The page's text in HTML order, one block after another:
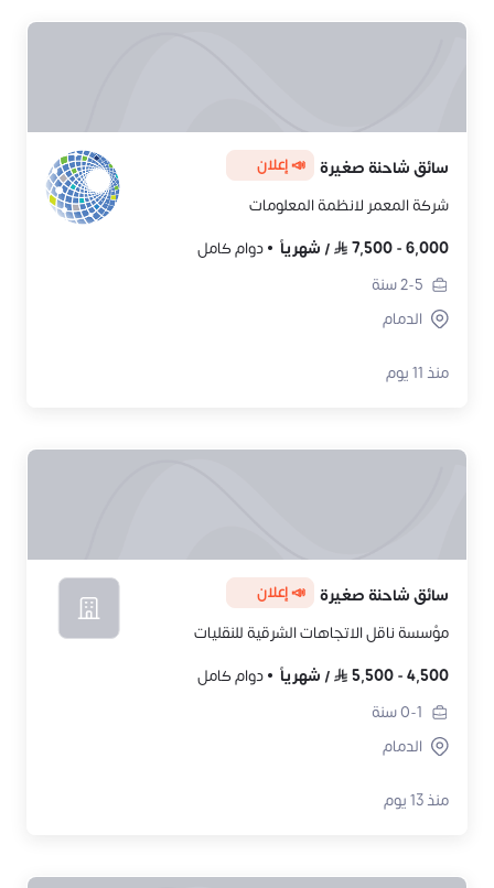
سائق شاحنة صغيرة 📣 إعلان
شركة المعمر لانظمة المعلومات
6,000
-
7,500
/ شهرياً
دوام كامل
2-5سنة
الدمام
منذ 11 يوم
سائق شاحنة صغيرة 📣 إعلان
مؤسسة ناقل الاتجاهات الشرقية للنقليات
4,500
-
5,500
/ شهرياً
دوام كامل
0-1سنة
الدمام
منذ 13 يوم